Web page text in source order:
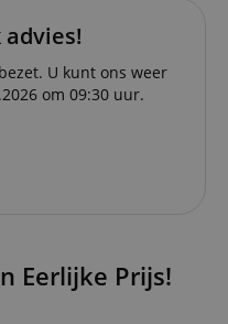
U kunt ons weer
om 09:30 uur.
Eerlijke Prijs!